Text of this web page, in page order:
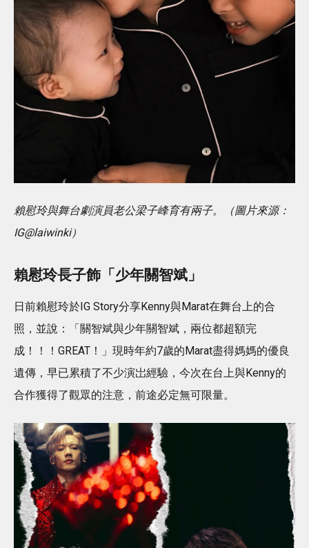
賴慰玲與舞台劇演員老公梁子峰育有兩子。（圖片來源：
IG@laiwinki）
賴慰玲長子飾「少年關智斌」
日前賴慰玲於IG Story分享Kenny與Marat在舞台上的合
照，並說：「關智斌與少年關智斌，兩位都超額完
成！！！GREAT！」現時年約7歲的Marat盡得媽媽的優良
遺傳，早已累積了不少演岀經驗，今次在台上與Kenny的
合作獲得了觀眾的注意，前途必定無可限量。